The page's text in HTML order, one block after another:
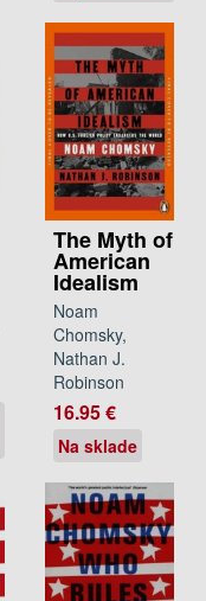
The Myth of
American
Idealism
Noam
Chomsky,
Nathan J.
Robinson
16.95 €
Na sklade